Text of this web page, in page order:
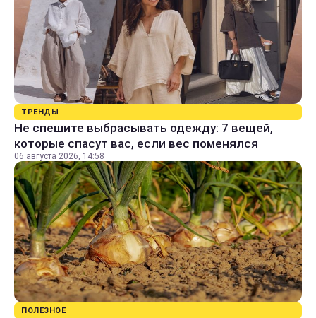
ТРЕНДЫ
Не спешите выбрасывать одежду: 7 вещей,
которые спасут вас, если вес поменялся
06 августа 2026, 14:58
ПОЛЕЗНОЕ